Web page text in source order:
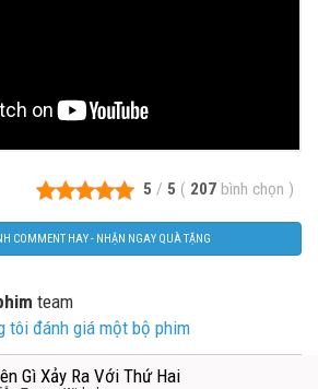
5 / 5 ( 207 bình chọn )
COMMENT HAY - NHẬN NGAY QUÀ TẶNG
team
tôi đánh giá một bộ phim
Gì Xảy Ra Với Thứ Hai